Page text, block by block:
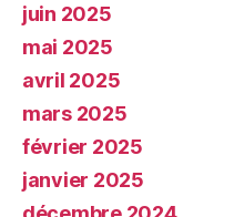
juin 2025
mai 2025
avril 2025
mars 2025
février 2025
janvier 2025